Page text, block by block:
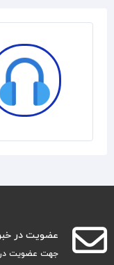
عضویت در
جهت عضویت در